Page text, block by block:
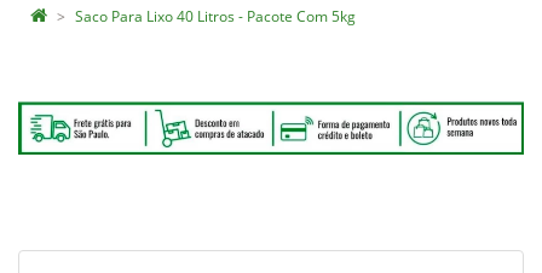
Saco Para Lixo 40 Litros - Pacote Com 5kg